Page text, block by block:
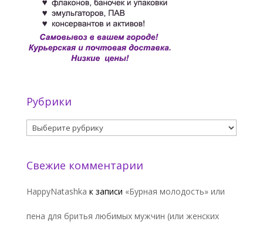
Рубрики
Рубрики
Свежие комментарии
HappyNatashka к записи «Бурная молодость» или
пена для бритья любимых мужчин (или женских